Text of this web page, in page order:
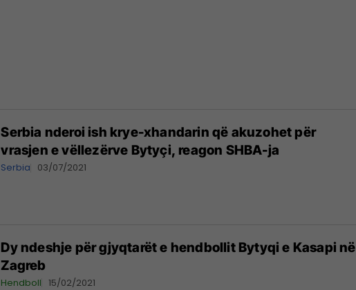
Serbia nderoi ish krye-xhandarin që akuzohet për
vrasjen e vëllezërve Bytyçi, reagon SHBA-ja
Serbia 03/07/2021
Dy ndeshje për gjyqtarët e hendbollit Bytyqi e Kasapi në
Zagreb
Hendboll 15/02/2021